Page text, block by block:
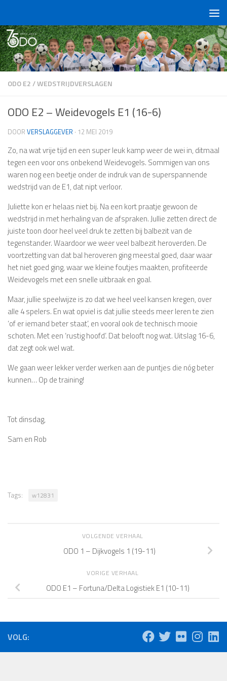
ODO E2/WEDSTRIJDVERSLAGEN
ODO E2 – Weidevogels E1 (16-6)
DOOR VERSLAGGEVER · 12 MEI 2019
Zo, na wat vrije tijd en een super leuk kamp weer de wei in, ditmaal
tegen een voor ons onbekend Weidevogels. Sommigen van ons
waren nog een beetje onder de indruk van de superspannende
wedstrijd van de E1, dat nipt verloor.
Juliette kon er helaas niet bij. Na een kort praatje gewoon de
wedstrijd in met herhaling van de afspraken. Jullie zetten direct de
juiste toon door heel veel druk te zetten bij balbezit van de
tegenstander. Waardoor we weer veel balbezit heroverden. De
voortzetting van dat bal heroveren ging meestal goed, daar waar
het niet goed ging, waar we kleine foutjes maakten, profiteerde
Weidevogels met een snelle uitbraak en goal.
Maar, jullie speelwijze is zo dat we heel veel kansen kregen, over
alle 4 spelers. En wat opviel is dat jullie steeds meer leren te zien
‘of er iemand beter staat’, en vooral ook de technisch mooie
schoten. Met een ‘rustig hoofd’. Dat belooft nog wat. Uitslag 16-6,
dat zegt ook wel wat.
We gaan weer lekker verder werken aan de puntjes die nóg beter
kunnen… Op de training!
Tot dinsdag,
Sam en Rob
Tags: w12831
VOLGENDE VERHAAL
ODO 1 – Dijkvogels 1 (19-11)
VORIGE VERHAAL
ODO E1 – Fortuna/Delta Logistiek E1 (10-11)
VOLG: